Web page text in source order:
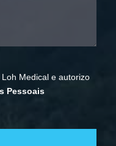
Loh Medical e autorizo
Pessoais